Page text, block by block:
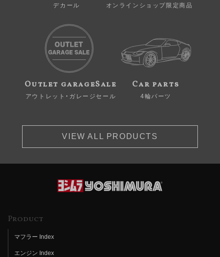
デカール オンラインショップ限定商品
Outlet garageSale
アウトレット・ガレージセール
Car parts
4輪パーツ
VIEW ALL PRODUCTS
Product
マフラー Index
エンジン Index